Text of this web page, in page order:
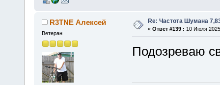
R3TNE Алексей
Ветеран
Re: Частота Шумана
« Ответ #139 : 10 Июля
Подозреваю